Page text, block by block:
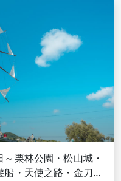
栗林公園・松山城・
・天使之路・金刀比